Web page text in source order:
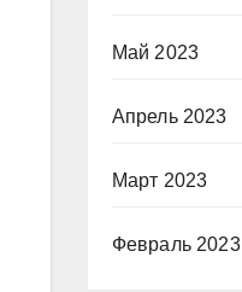
Май 2023
Апрель 2023
Март 2023
Февраль 2023